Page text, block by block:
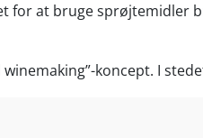
for at bruge sprøjtemidler
koncept. I